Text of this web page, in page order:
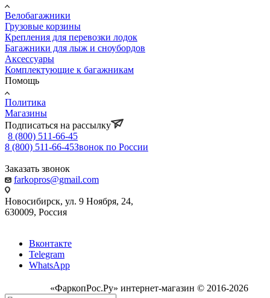
Велобагажники
Грузовые корзины
Крепления для перевозки лодок
Багажники для лыж и сноубордов
Аксессуары
Комплектующие к багажникам
Помощь
Политика
Магазины
Подписаться на рассылку
8 (800) 511-66-45
8 (800) 511-66-45Звонок по России
Заказать звонок
farkopros@gmail.com
Новосибирск, ул. 9 Ноября, 24,
630009, Россия
Вконтакте
Telegram
WhatsApp
«ФаркопРос.Ру» интернет-магазин © 2016-2026